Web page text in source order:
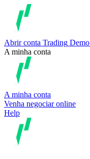
Abrir conta Trading Demo
A minha conta
A minha conta
Venha negociar online
Help